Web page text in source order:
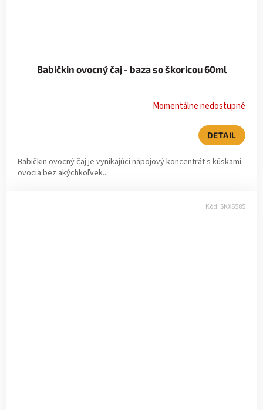
Babičkin ovocný čaj - baza so škoricou 60ml
Momentálne nedostupné
DETAIL
Babičkin ovocný čaj je vynikajúci nápojový koncentrát s kúskami
ovocia bez akýchkoľvek...
Kód: SKX6585